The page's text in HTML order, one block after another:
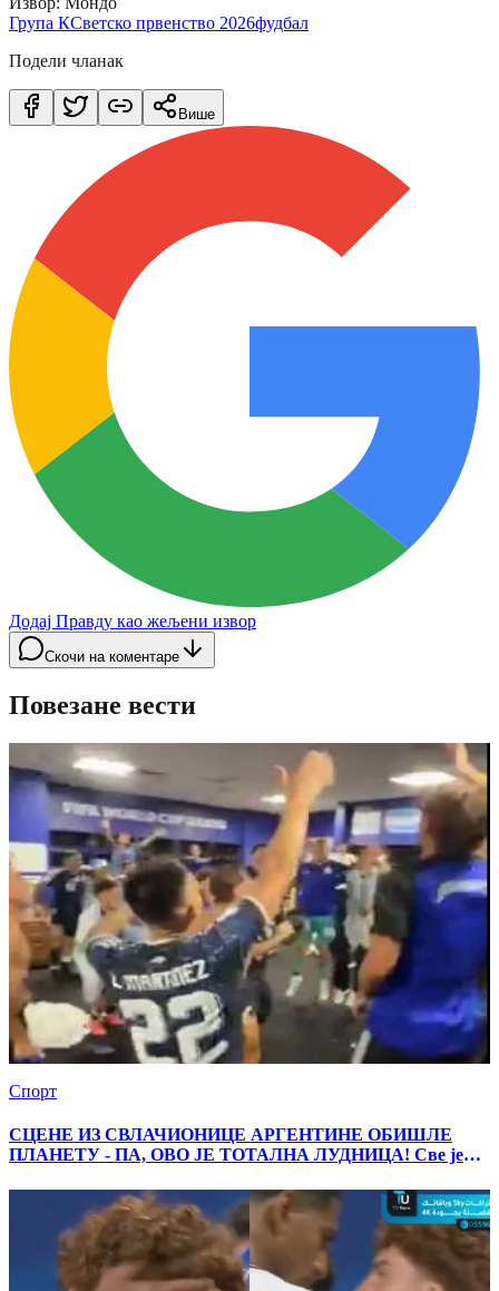
Група КСветско првенство 2026фудбал
Подели чланак
Више
Додај Правду као жељени извор
Скочи на коментаре
Повезане вести
Спорт
СЦЕНЕ ИЗ СВЛАЧИОНИЦЕ АРГЕНТИНЕ ОБИШЛЕ
ПЛАНЕТУ - ПА, ОВО ЈЕ ТОТАЛНА ЛУДНИЦА! Све је